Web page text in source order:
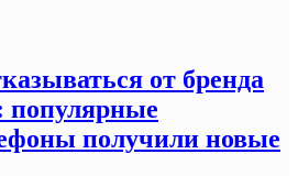
от бренда
популярные
получили новые